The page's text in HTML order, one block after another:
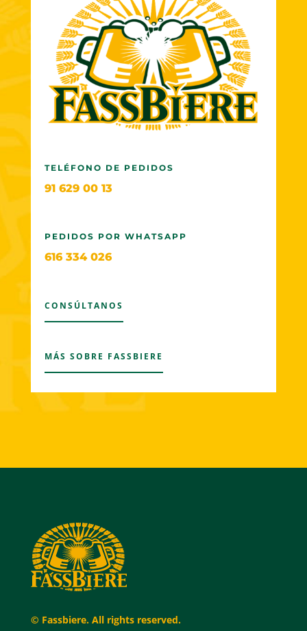
TELÉFONO DE PEDIDOS
91 629 00 13
PEDIDOS POR WHATSAPP
616 334 026
CONSÚLTANOS
MÁS SOBRE FASSBIERE
© Fassbiere. All rights reserved.